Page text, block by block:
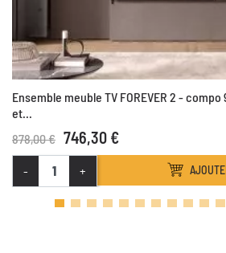
Ensemble meuble TV FOREVER 2 -
et...
878,00 € 746,30 €
- +